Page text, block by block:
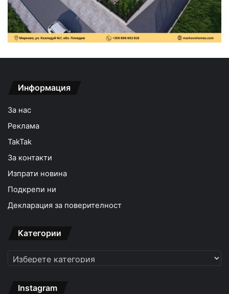
Информация
За нас
Реклама
TakTak
За контакти
Изпрати новина
Подкрепи ни
Декларация за поверителност
Категории
Категории
Instagram